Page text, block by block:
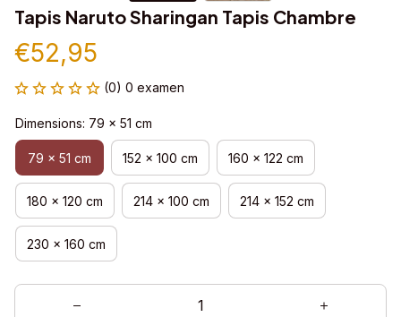
Tapis Naruto Sharingan Tapis Chambre
€52,95
(0) 0 examen
Dimensions: 79 x 51 cm
79 x 51 cm 152 x 100 cm 160 x 122 cm
180 x 120 cm 214 x 100 cm 214 x 152 cm
230 x 160 cm